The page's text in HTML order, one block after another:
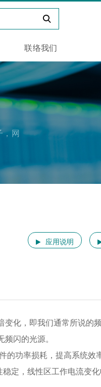
联络我们
，网
应用说明
变化，即我们通常所说的
频闪的光源。
的功率损耗，提高系统效
定，线性区工作电流变